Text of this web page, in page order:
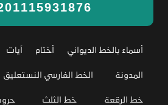
آيات أختام أسماء بالخط الديواني
الخط الفارسي النستعليق المدونة
خط الثلث خط الرقعة